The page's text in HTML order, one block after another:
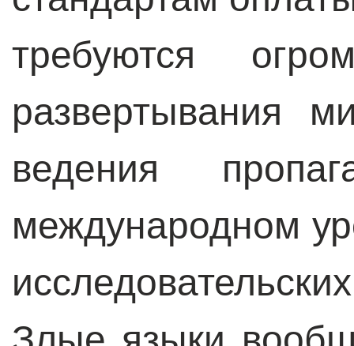
требуются
развертывания
ведения
международном